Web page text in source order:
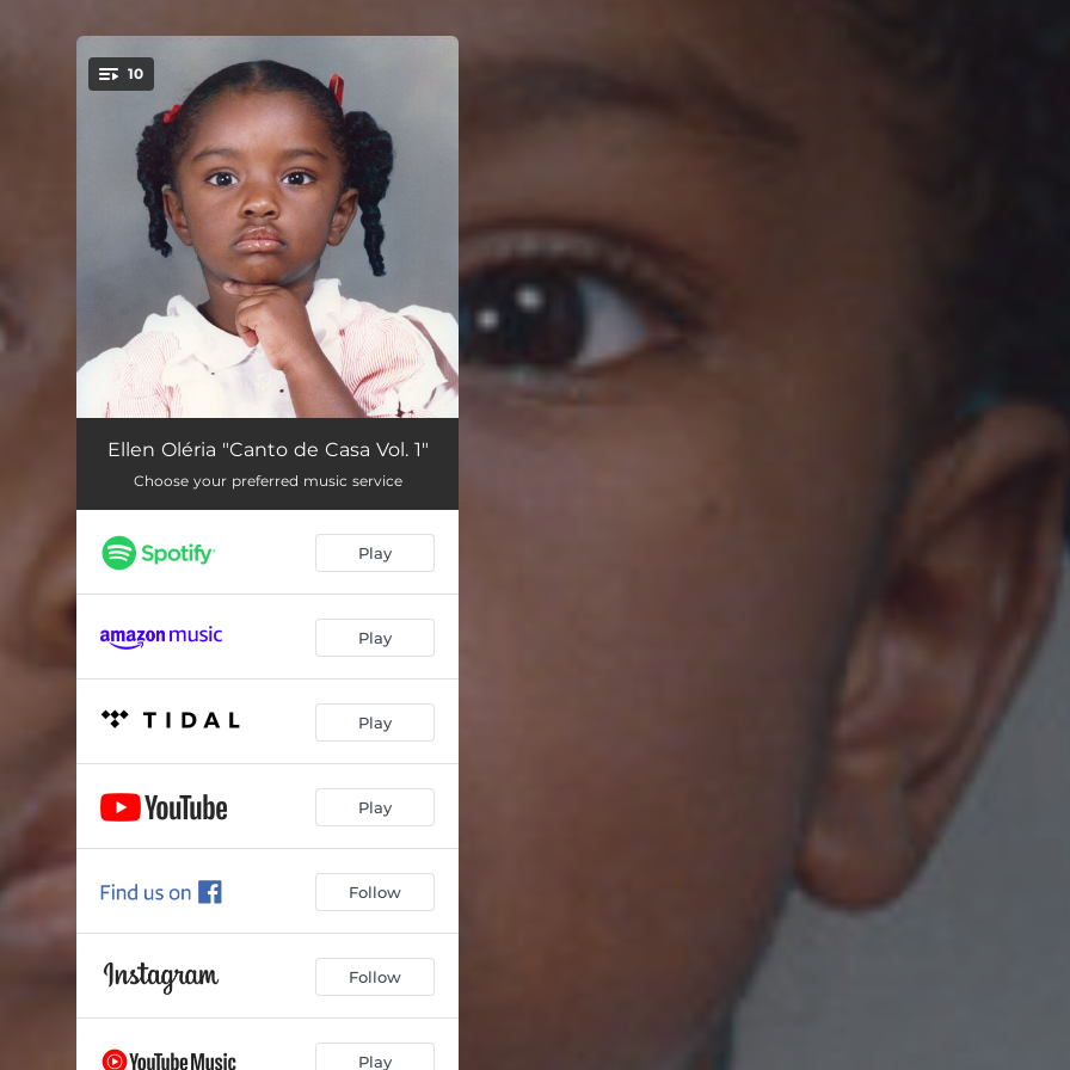
You're all set!
10
Axé de Ouro 03:23
Te Faria 03:04
A Saudade Se Instaurou 03:53
Bem Patroa 03:07
Marcas 03:43
Abya Yala 02:36
Evoluindo (O Mar Não Tem Cabelo) 04:18
03:49
Ellen Oléria "Canto de Casa Vol. 1"
Choose your preferred music service
Play
Play
Play
Play
Follow
Follow
Play